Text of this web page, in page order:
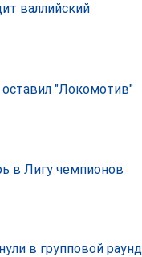
валлийский
"Локомотив"
в Лигу чемпионов
в групповой раунд